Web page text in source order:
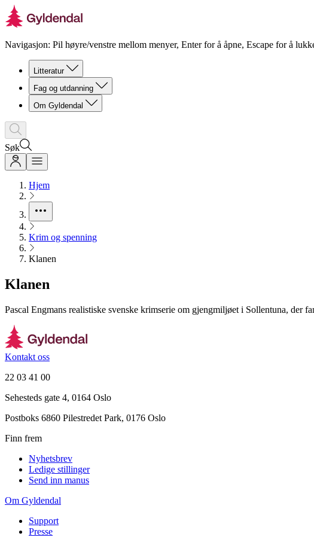
Navigasjon: Pil høyre/venstre mellom menyer, Enter for å åpne, Escape for å
Litteratur
Fag og utdanning
Om Gyldendal
Søk
Hjem
Krim og spenning
Klanen
Klanen
Pascal Engmans realistiske svenske krimserie om gjengmiljøet i Sollentuna, der
Kontakt oss
22 03 41 00
Sehesteds gate 4, 0164 Oslo
Postboks 6860 Pilestredet Park, 0176 Oslo
Finn frem
Nyhetsbrev
Ledige stillinger
Send inn manus
Om Gyldendal
Support
Presse